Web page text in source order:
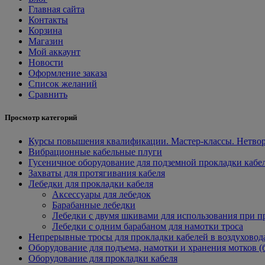
Главная сайта
Контакты
Корзина
Магазин
Мой аккаунт
Новости
Оформление заказа
Список желаний
Сравнить
Просмотр категорий
Курсы повышения квалификации. Мастер-классы.
Вибрационные кабельные плуги
Гусеничное оборудование для подземной прокладки
Захваты для протягивания кабеля
Лебедки для прокладки кабеля
Аксессуары для лебедок
Барабанные лебедки
Лебедки с двумя шкивами для использования при
Лебедки с одним барабаном для намотки троса
Непрерывные тросы для прокладки кабелей в
Оборудование для подъема, намотки и хранения мотков
Оборудование для прокладки кабеля